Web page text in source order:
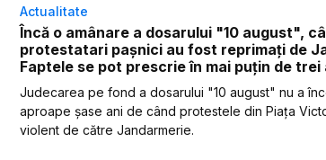
Actualitate
Încă o amânare a dosarului "10 august",
protestatari pașnici au fost reprimați de
Faptele se pot prescrie în mai puțin de trei
Judecarea pe fond a dosarului "10 august" nu a
aproape șase ani de când protestele din Piața
violent de către Jandarmerie.